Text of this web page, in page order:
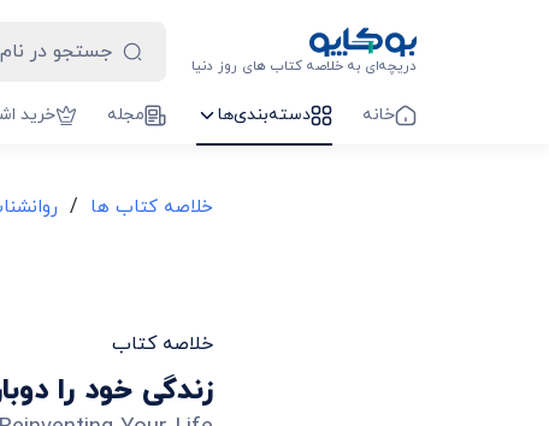
دریچه‌ای به خلاصه کتاب های روز دنیا
خانه دسته‌بندی‌ها مجله خرید
خلاصه کتاب ها /
خلاصه کتاب
زندگی خود را